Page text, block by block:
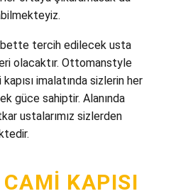
tercih edilecek usta
olacaktır. Ottomanstyle
imalatında sizlerin her
güce sahiptir. Alanında
ustalarımız sizlerden
KAPISI